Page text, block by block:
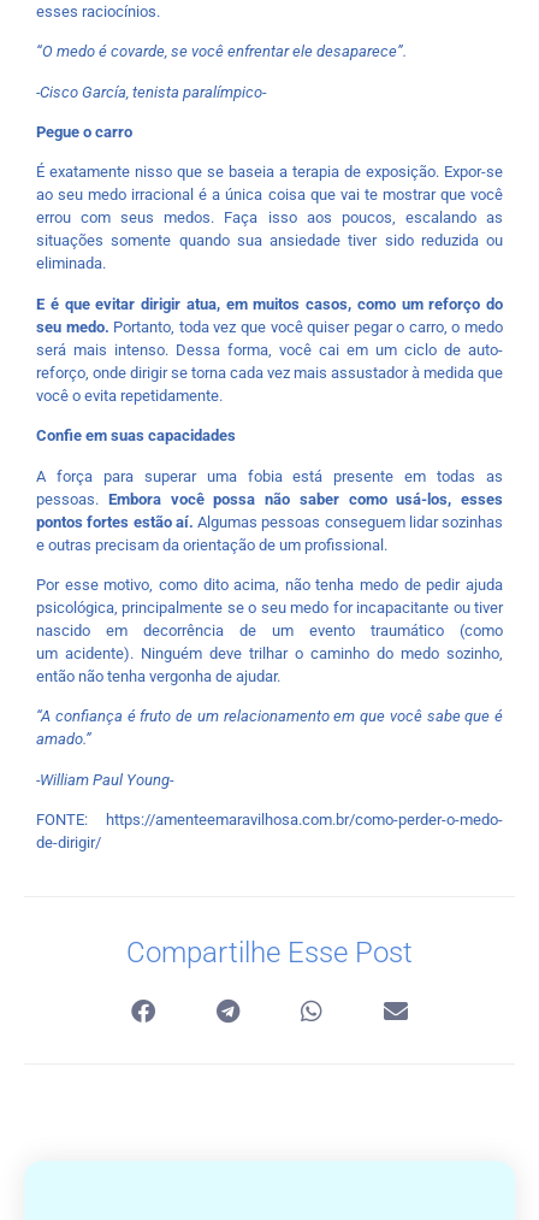
esses raciocínios.
“O medo é covarde, se você enfrentar ele desaparece”.
-Cisco García, tenista paralímpico-
Pegue o carro
É exatamente nisso que se baseia a terapia de exposição. Expor-se
ao seu medo irracional é a única coisa que vai te mostrar que você
errou com seus medos. Faça isso aos poucos, escalando as
situações somente quando sua ansiedade tiver sido reduzida ou
eliminada.
E é que evitar dirigir atua, em muitos casos, como um reforço do
seu medo. Portanto, toda vez que você quiser pegar o carro, o medo
será mais intenso. Dessa forma, você cai em um ciclo de auto-
reforço, onde dirigir se torna cada vez mais assustador à medida que
você o evita repetidamente.
Confie em suas capacidades
A força para superar uma fobia está presente em todas as
pessoas. Embora você possa não saber como usá-los, esses
pontos fortes estão aí. Algumas pessoas conseguem lidar sozinhas
e outras precisam da orientação de um profissional.
Por esse motivo, como dito acima, não tenha medo de pedir ajuda
psicológica, principalmente se o seu medo for incapacitante ou tiver
nascido em decorrência de um evento traumático (como
um acidente). Ninguém deve trilhar o caminho do medo sozinho,
então não tenha vergonha de ajudar.
“A confiança é fruto de um relacionamento em que você sabe que é
amado.”
-William Paul Young-
FONTE: https://amenteemaravilhosa.com.br/como-perder-o-medo-
de-dirigir/
Compartilhe Esse Post